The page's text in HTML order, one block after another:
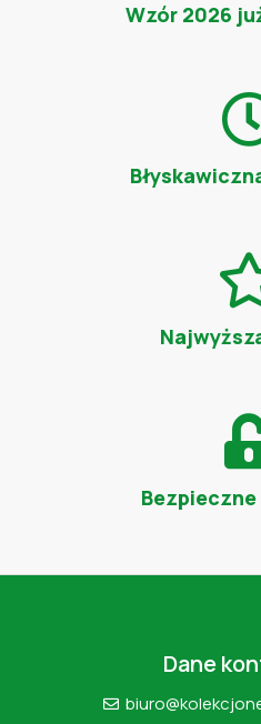
Wzór 2026
Dane